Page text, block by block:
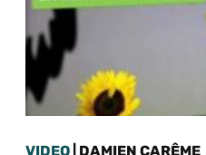
VIDEO | DAMIEN CARÊME